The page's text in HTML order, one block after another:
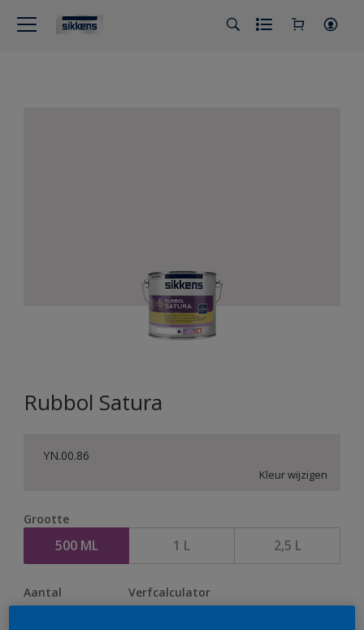
Rubbol Satura
YN.00.86
Kleur wijzigen
Grootte
500 ML 1 L 2,5 L
Aantal Verfcalculator